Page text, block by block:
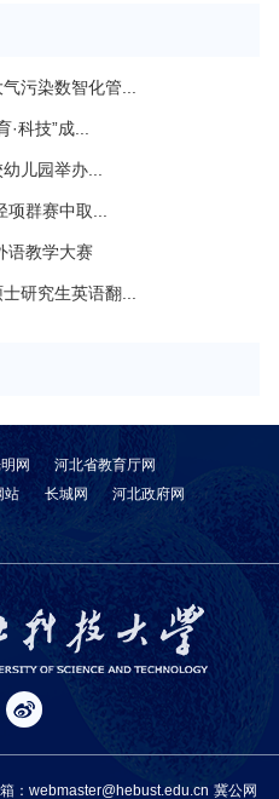
污染数智化管...
科技”成...
儿园举办...
群赛中取...
语教学大赛
研究生英语翻...
网
河北省教育厅网
站 长城网
河北政府网
：webmaster@hebust.edu.cn 冀公网